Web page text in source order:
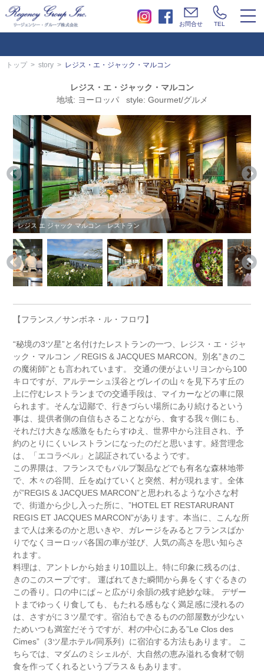
お問合せ TEL
トップ story レジス・エ・ジャック・マルコン
レジス・エ・ジャック・マルコン
地域: ヨーロッパ style: Gourmet/グルメ
レジス エ ジャック マルコン レストラン
レジス エ ジャック マルコン
【フランス／サンボネ・ル・フロワ】
“秘境の3ツ星”と名付けたレストランの一つ、レジス・エ・ジャ
ック・マルコン ／REGIS & JACQUES MARCON。別名”きのこ
の魔術師”とも言われています。 交通の便がよいリヨンから100
キロですが、アルテーシュ渓谷とヴレイの山々を見下ろす丘の
上に佇むレストランまでの交通手段は、マイカーなどの車に限
られます。そんな辺鄙で、行きづらい場所にあり続けるという
事は、提供者側の自信もさることながら、食する我々側にも、
それだけ大きな感激をもたらすゆえ、世界中から注目され、予
約のとりにくいレストランになったのだと思います。経営理念
は、「エコラベル」と認証されているようです。
この界隈は、フランスでもパルプ製品などでも有名な森林地帯
で、木々の谷間、丘をぬけていくと突然、村が現れます。全体
が”REGIS & JACQUES MARCON”と思われるような小さな村
で、街道から少し入った所に、”HOTEL ET RESTARURANT
REGIS ET JACQUES MARCON”があります。本当に、こんな所
まで人は来るのかと思いきや、ガレージをみるとフランスばか
りでなくヨーロッパ各国の車が並び、人気の高さを思い知らさ
れます。
料理は、アントレから始まり10皿以上。特に印象に残るのは、
きのこのスープです。 運ばれてきた瞬間から鼻をくすぐるきの
この香り。口の中にぱ～と広がり余韻の残す絶妙な味。 デザー
トまでゆっくり食しても、もたれる感もなく満足感に浸れるの
は、さすがに３ツ星です。宿泊もできるものの部屋数が少ない
ためいつも満室だそうですが、村の中心にある”Le Clos des
Cimes”（3ツ星ホテル/同系列）に宿泊する方法もあります。 こ
ちらでは、マダムのミシェルが、大自然の恵み溢れる食材で朝
食を作ってくれるというプラス＆もあります。